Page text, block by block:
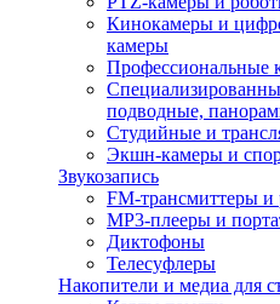
Кинокамеры и
камеры
Профессиональные
подводные,
Студийные и
Экшн-камеры и
Звукозапись
FM-трансмиттеры
MP3-плееры и
Диктофоны
Телесуфлеры
Накопители и медиа для